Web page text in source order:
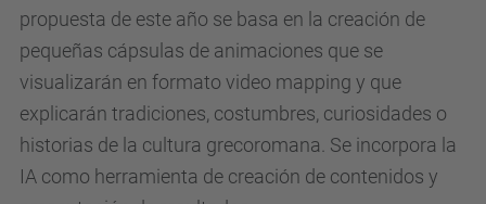
propuesta de este año se basa en la creación de
pequeñas cápsulas de animaciones que se
visualizarán en formato video mapping y que
explicarán tradiciones, costumbres, curiosidades o
historias de la cultura grecoromana. Se incorpora la
IA como herramienta de creación de contenidos y